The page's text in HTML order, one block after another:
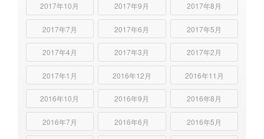
2017年10月 2017年9月 2017年8月
2017年7月 2017年6月 2017年5月
2017年4月 2017年3月 2017年2月
2017年1月 2016年12月 2016年11月
2016年10月 2016年9月 2016年8月
2016年7月 2016年6月 2016年5月